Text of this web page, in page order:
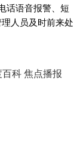
话语音报警、短
人员及时前来处
科 焦点播报